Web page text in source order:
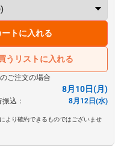
ートに入れる
うリストに入れる
ご注文の場合
8月10日(月)
込：
8月12日(水)
より確約できるものではございませ